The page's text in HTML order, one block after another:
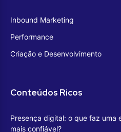
Inbound Marketing
Performance
Criação e Desenvolvimento
Conteúdos Ricos
Presença digital: o que faz uma
mais confiável?